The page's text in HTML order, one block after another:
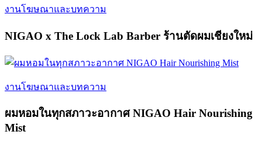
งานโฆษณาและบทความ
NIGAO x The Lock Lab Barber ร้านตัดผมเชียงใหม่
งานโฆษณาและบทความ
ผมหอมในทุกสภาวะอากาศ NIGAO Hair Nourishing
Mist